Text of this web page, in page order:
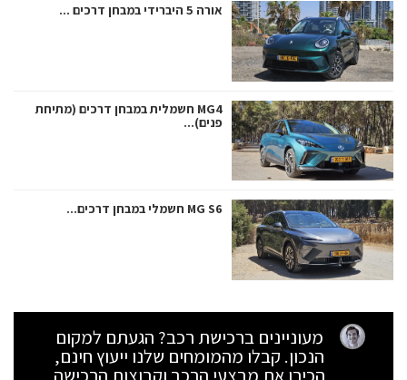
אורה 5 היברידי במבחן דרכים ...
MG4 חשמלית במבחן דרכים (מתיחת
פנים)...
MG S6 חשמלי במבחן דרכים...
מעוניינים ברכישת רכב? הגעתם למקום
הנכון. קבלו מהמומחים שלנו ייעוץ חינם,
הכירו את מבצעי הרכב וקבוצות הרכישה